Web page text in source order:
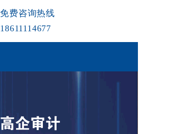
免费咨询热线
18611114677